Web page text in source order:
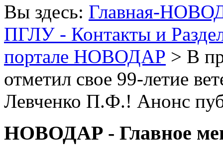
Вы здесь: Главная-
ПГЛУ - Контакты и
портале НОВОДАР > В
отметил свое 99-летие
Левченко П.Ф.! Анонс
НОВОДАР - Главное